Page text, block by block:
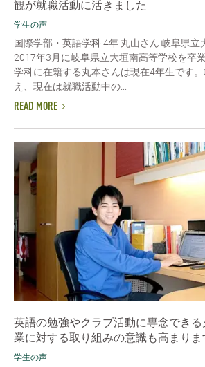
観が就職活動に活きました
学生の声
国際学部・英語学科 4年 丸山さん 岐阜県立
2017年3月に岐阜県立大垣南高等学校を卒
学科に在籍する丸本さんは現在4年生です
え、現在は就職活動中の...
READ MORE
英語の勉強やクラブ活動に専念でき
業に対する取り組みの意識も高まりま
学生の声